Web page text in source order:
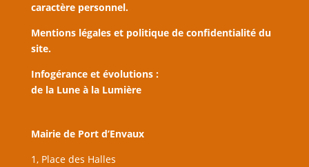
caractère personnel.
Mentions légales et politique de confidentialité du
site.
Infogérance et évolutions :
de la Lune à la Lumière
Mairie de Port d’Envaux
1, Place des Halles